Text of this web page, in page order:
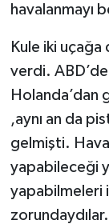
havalanmayı
Kule iki uçağa
verdi.
Holanda’dan
,aynı an da
gelmişti.
yapabileceği
yapabilmeleri